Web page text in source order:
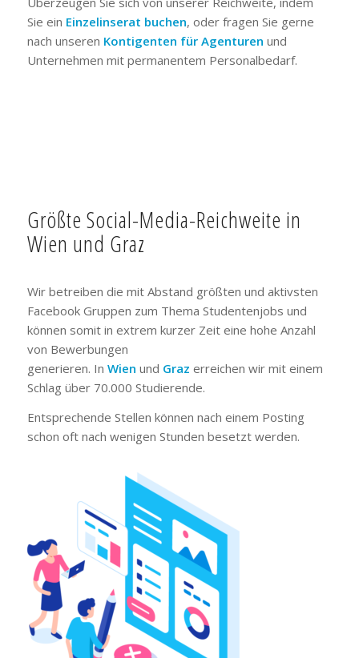
Sie ein Einzelinserat buchen, oder fragen Sie gerne
nach unseren Kontigenten für Agenturen und
Unternehmen mit permanentem Personalbedarf.
Größte Social-Media-Reichweite in
Wien und Graz
Wir betreiben die mit Abstand größten und aktivsten
Facebook Gruppen zum Thema Studentenjobs und
können somit in extrem kurzer Zeit eine hohe Anzahl
von Bewerbungen
generieren. In Wien und Graz erreichen wir mit einem
Schlag über 70.000 Studierende.
Entsprechende Stellen können nach einem Posting
schon oft nach wenigen Stunden besetzt werden.